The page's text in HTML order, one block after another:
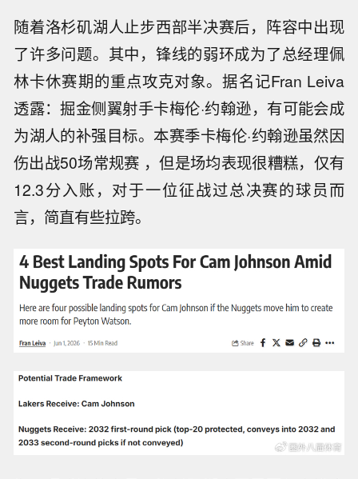
随着洛杉矶湖人止步西部半决赛后，阵容中出现
了许多问题。其中，锋线的弱环成为了总经理佩
林卡休赛期的重点攻克对象。据名记Fran Leiva
透露：掘金侧翼射手卡梅伦·约翰逊，有可能会成
为湖人的补强目标。本赛季卡梅伦·约翰逊虽然因
伤出战50场常规赛 ，但是场均表现很糟糕，仅有
12.3分入账，对于一位征战过总决赛的球员而
言，简直有些拉跨。